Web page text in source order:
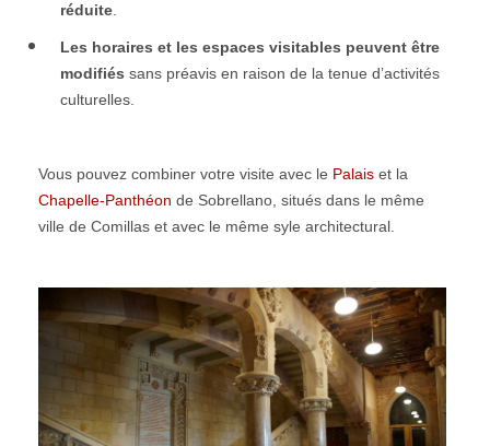
réduite.
Les horaires et les espaces visitables peuvent être
modifiés sans préavis en raison de la tenue d’activités
culturelles.
Vous pouvez combiner votre visite avec le Palais et la
Chapelle-Panthéon de Sobrellano, situés dans le même
ville de Comillas et avec le même syle architectural.